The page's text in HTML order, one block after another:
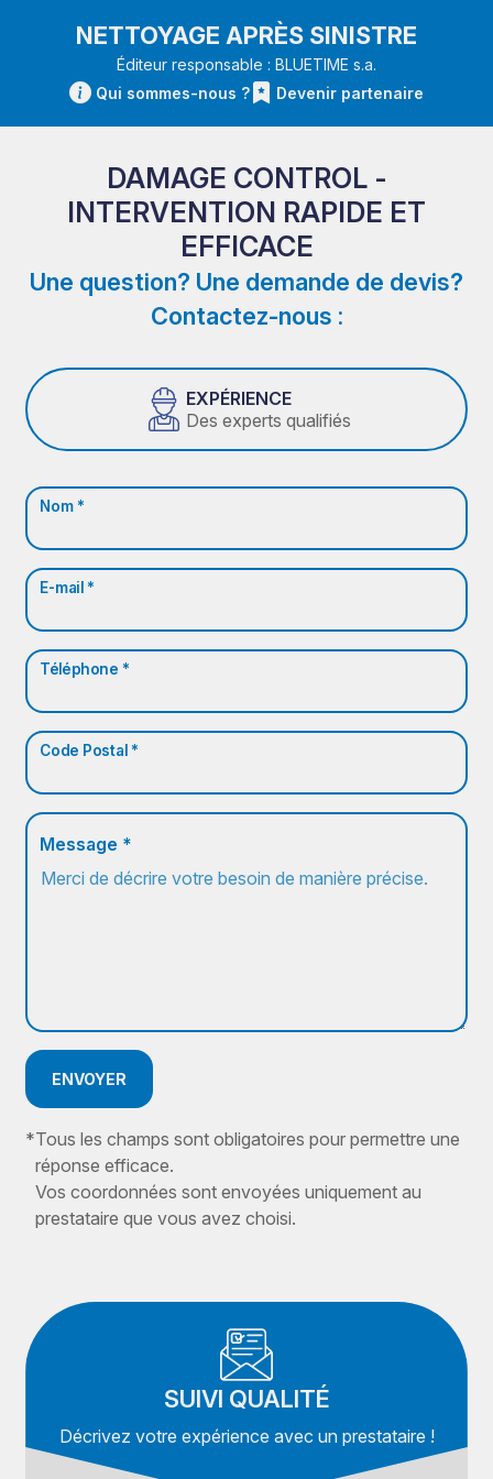
NETTOYAGE APRÈS SINISTRE
Éditeur responsable : BLUETIME s.a.
Qui sommes-nous ?
Devenir partenaire
DAMAGE CONTROL -
INTERVENTION RAPIDE ET
EFFICACE
Une question? Une demande de devis?
Contactez-nous :
EXPÉRIENCE
Des experts qualifiés
Nom *
E-mail *
Téléphone *
Code Postal *
Message *
ENVOYER
*Tous les champs sont obligatoires pour permettre une
réponse efficace.
Vos coordonnées sont envoyées uniquement au
prestataire que vous avez choisi.
SUIVI QUALITÉ
Décrivez votre expérience avec un prestataire !